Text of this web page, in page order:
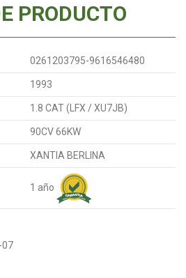
PRODUCTO
0261203795-9616546480
1993
1.8 CAT (LFX / XU7JB)
90CV 66KW
XANTIA BERLINA
1 año
07